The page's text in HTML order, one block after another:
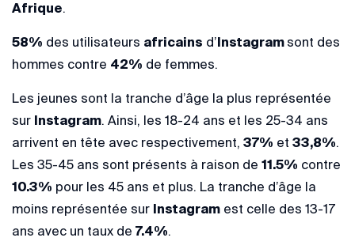
Afrique.
58% des utilisateurs africains d’Instagram sont des
hommes contre 42% de femmes.
Les jeunes sont la tranche d’âge la plus représentée
sur Instagram. Ainsi, les 18-24 ans et les 25-34 ans
arrivent en tête avec respectivement, 37% et 33,8%.
Les 35-45 ans sont présents à raison de 11.5% contre
10.3% pour les 45 ans et plus. La tranche d’âge la
moins représentée sur Instagram est celle des 13-17
ans avec un taux de 7.4%.